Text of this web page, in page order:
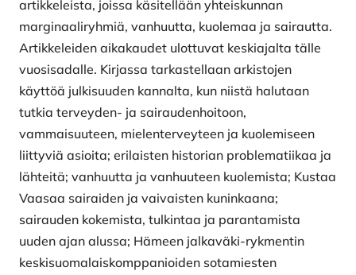
artikkeleista, joissa käsitellään yhteiskunnan
marginaaliryhmiä, vanhuutta, kuolemaa ja sairautta.
Artikkeleiden aikakaudet ulottuvat keskiajalta tälle
vuosisadalle. Kirjassa tarkastellaan arkistojen
käyttöä julkisuuden kannalta, kun niistä halutaan
tutkia terveyden- ja sairaudenhoitoon,
vammaisuuteen, mielenterveyteen ja kuolemiseen
liittyviä asioita; erilaisten historian problematiikaa ja
lähteitä; vanhuutta ja vanhuuteen kuolemista; Kustaa
Vaasaa sairaiden ja vaivaisten kuninkaana;
sairauden kokemista, tulkintaa ja parantamista
uuden ajan alussa; Hämeen jalkaväki-rykmentin
keskisuomalaiskomppanioiden sotamiesten